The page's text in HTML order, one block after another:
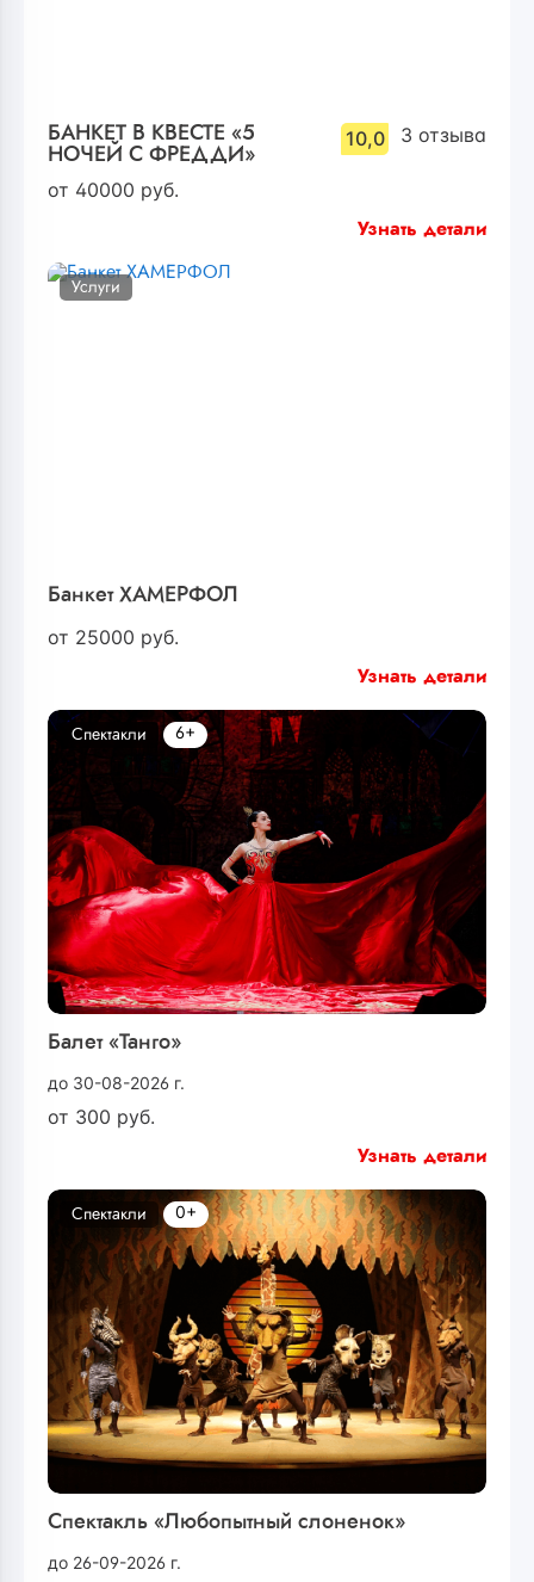
БАНКЕТ В КВЕСТЕ «5
НОЧЕЙ С ФРЕДДИ»
10,0 3 отзыва
от 40000 руб.
Узнать детали
Банкет ХАМЕРФОЛ
от 25000 руб.
Услуги
Узнать детали
Балет «Танго»
до 30-08-2026 г.
от 300 руб.
Спектакли 6+
Узнать детали
Спектакль «Любопытный слоненок»
до 26-09-2026 г.
Спектакли 0+